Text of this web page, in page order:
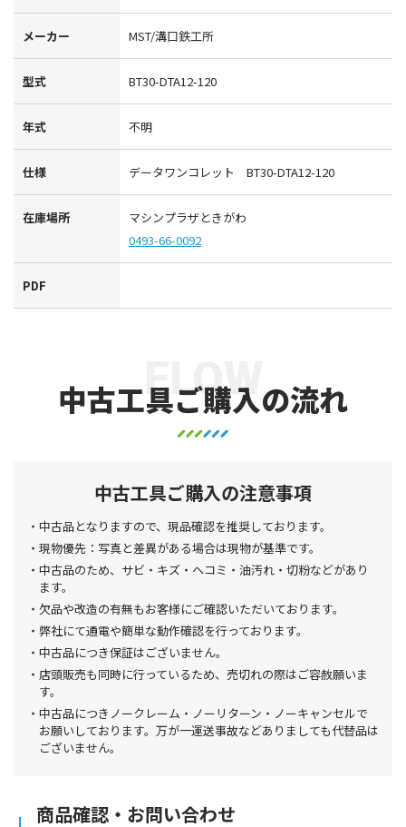
メーカー MST/溝口鉄工所
型式 BT30-DTA12-120
年式 不明
仕様 データワンコレット BT30-DTA12-120
在庫場所
マシンプラザときがわ
0493-66-0092
PDF
中古工具ご購入の流れ
FLOW
中古工具ご購入の注意事項
中古品となりますので、現品確認を推奨しております。
現物優先：写真と差異がある場合は現物が基準です。
中古品のため、サビ・キズ・ヘコミ・油汚れ・切粉などがあり
ます。
欠品や改造の有無もお客様にご確認いただいております。
弊社にて通電や簡単な動作確認を行っております。
中古品につき保証はございません。
店頭販売も同時に行っているため、売切れの際はご容赦願いま
す。
中古品につきノークレーム・ノーリターン・ノーキャンセルで
お願いしております。万が一運送事故などありましても代替品は
ございません。
商品確認・お問い合わせ